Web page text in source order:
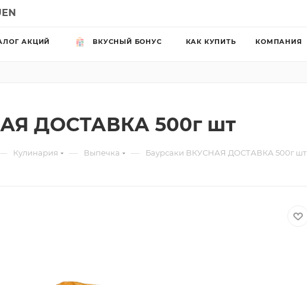
EN
АКЦИЙ ВКУСНЫЙ БОНУС КАК КУПИТЬ КОМПАНИЯ
ДОСТАВКА 500г шт
Кулинария — Выпечка — Баурсаки ВКУСНАЯ ДОСТАВКА 500г шт